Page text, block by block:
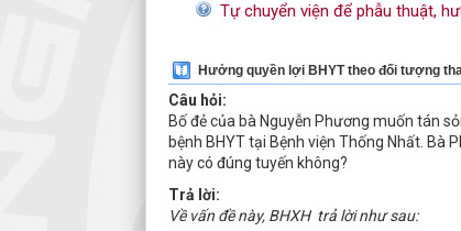
Tự chuyển viện để phẫu thuật,
Hưởng quyền lợi BHYT theo đối tượng
Câu hỏi:
Bố đẻ của bà Nguyễn Phương muốn tán
bệnh BHYT tại Bệnh viện Thống Nhất. Bà
này có đúng tuyến không?
Trả lời:
Về vấn đề này, BHXH trả lời như sau: